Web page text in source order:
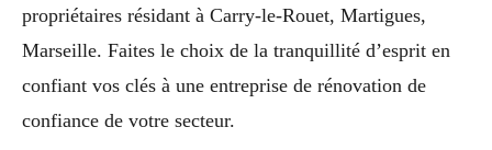
propriétaires résidant à Carry-le-Rouet, Martigues,
Marseille. Faites le choix de la tranquillité d’esprit en
confiant vos clés à une entreprise de rénovation de
confiance de votre secteur.